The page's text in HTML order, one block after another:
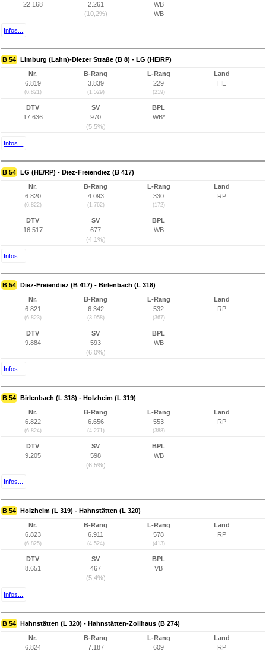
22.168
2.261
(10,2%)
WB
WB
Infos...
B 54 Limburg (Lahn)-Diezer Straße (B 8) - LG (HE/RP)
Nr.
6.819
(6.821)
B-Rang
3.839
(1.529)
L-Rang
229
(219)
Land
HE
DTV
17.636
SV
970
(5,5%)
BPL
WB*
Infos...
B 54 LG (HE/RP) - Diez-Freiendiez (B 417)
Nr.
6.820
(6.822)
B-Rang
4.093
(1.762)
L-Rang
330
(172)
Land
RP
DTV
16.517
SV
677
(4,1%)
BPL
WB
Infos...
B 54 Diez-Freiendiez (B 417) - Birlenbach (L 318)
Nr.
6.821
(6.823)
B-Rang
6.342
(3.958)
L-Rang
532
(367)
Land
RP
DTV
9.884
SV
593
(6,0%)
BPL
WB
Infos...
B 54 Birlenbach (L 318) - Holzheim (L 319)
Nr.
6.822
(6.824)
B-Rang
6.656
(4.271)
L-Rang
553
(388)
Land
RP
DTV
9.205
SV
598
(6,5%)
BPL
WB
Infos...
B 54 Holzheim (L 319) - Hahnstätten (L 320)
Nr.
6.823
(6.825)
B-Rang
6.911
(4.524)
L-Rang
578
(413)
Land
RP
DTV
8.651
SV
467
(5,4%)
BPL
VB
Infos...
B 54 Hahnstätten (L 320) - Hahnstätten-Zollhaus (B 274)
Nr.
6.824
B-Rang
7.187
L-Rang
609
Land
RP